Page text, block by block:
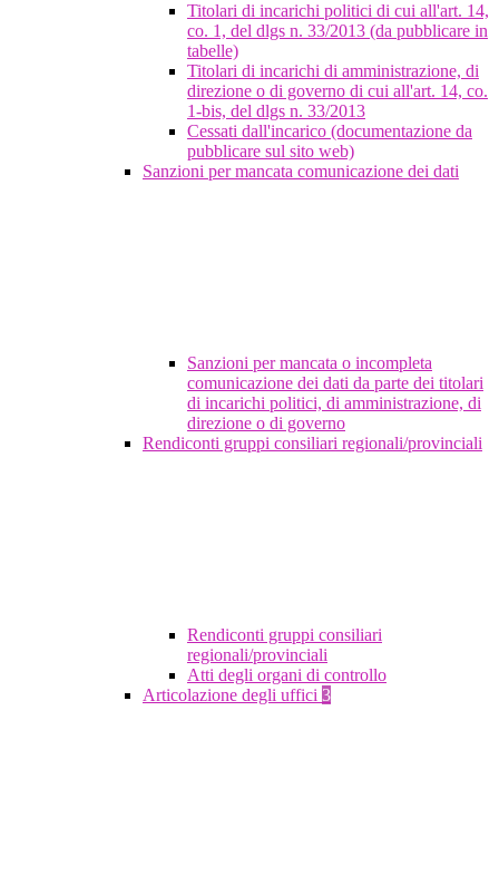
Titolari di incarichi politici di cui all'art. 14,
co. 1, del dlgs n. 33/2013 (da pubblicare in
tabelle)
Titolari di incarichi di amministrazione, di
direzione o di governo di cui all'art. 14, co.
1-bis, del dlgs n. 33/2013
Cessati dall'incarico (documentazione da
pubblicare sul sito web)
Sanzioni per mancata comunicazione dei dati
Sanzioni per mancata o incompleta
comunicazione dei dati da parte dei titolari
di incarichi politici, di amministrazione, di
direzione o di governo
Rendiconti gruppi consiliari regionali/provinciali
Rendiconti gruppi consiliari
regionali/provinciali
Atti degli organi di controllo
Articolazione degli uffici 3